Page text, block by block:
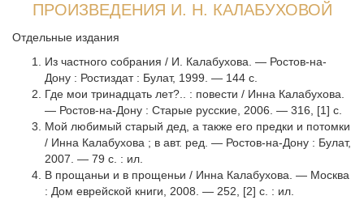
ПРОИЗВЕДЕНИЯ И. Н. КАЛАБУХОВОЙ
Отдельные издания
Из частного собрания / И. Калабухова. — Ростов-на-
Дону : Ростиздат : Булат, 1999. — 144 с.
Где мои тринадцать лет?.. : повести / Инна Калабухова.
— Ростов-на-Дону : Старые русские, 2006. — 316, [1] с.
Мой любимый старый дед, а также его предки и потомки
/ Инна Калабухова ; в авт. ред. — Ростов-на-Дону : Булат,
2007. — 79 с. : ил.
В прощаньи и в прощеньи / Инна Калабухова. — Москва
: Дом еврейской книги, 2008. — 252, [2] с. : ил.